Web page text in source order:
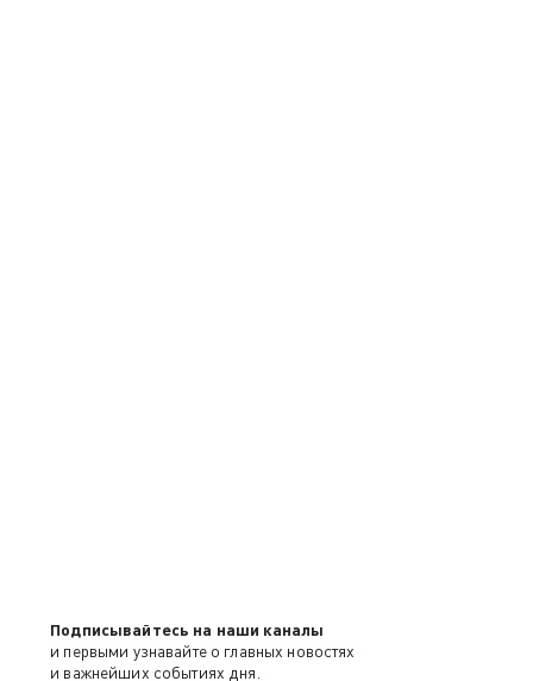
Подписывайтесь на наши каналы
и первыми узнавайте о главных новостях
и важнейших событиях дня.